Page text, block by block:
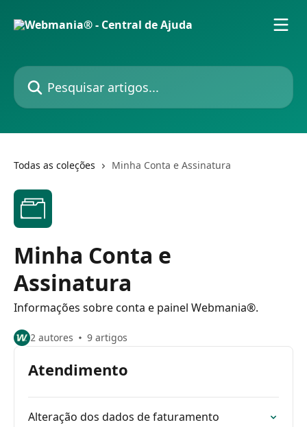
Pesquisar artigos...
Todas as coleções Minha Conta e Assinatura
Minha Conta e
Assinatura
Informações sobre conta e painel Webmania®.
2 autores 9 artigos
Atendimento
Alteração dos dados de faturamento